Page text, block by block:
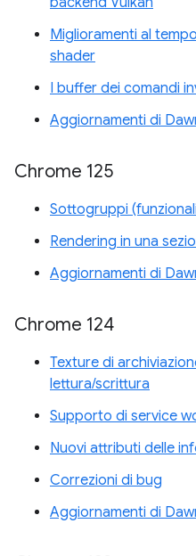
Miglioramenti al
shader
I buffer dei comandi
Aggiornamenti di
Chrome 125
Sottogruppi
Rendering in una
Aggiornamenti di
Chrome 124
Texture di
lettura/scrittura
Supporto di service
Nuovi attributi delle
Correzioni di bug
Aggiornamenti di